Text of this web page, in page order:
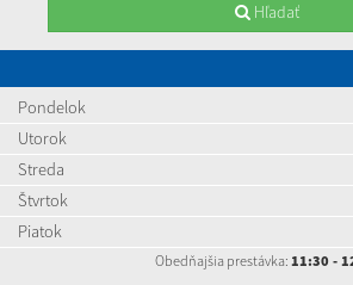
Hľadať
Pondelok
Utorok
Streda
Štvrtok
Piatok
Obedňajšia prestávka: 11:30 -